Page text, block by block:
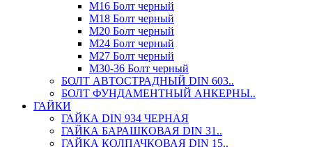
М16 Болт черный
М18 Болт черный
М20 Болт черный
М24 Болт черный
М27 Болт черный
М30-36 Болт черный
БОЛТ АВТОСТРАДНЫЙ DIN 603..
БОЛТ ФУНДАМЕНТНЫЙ АНКЕРНЫ..
ГАЙКИ
ГАЙКА DIN 934 ЧЕРНАЯ
ГАЙКА БАРАШКОВАЯ DIN 31..
ГАЙКА КОЛПАЧКОВАЯ DIN 15..